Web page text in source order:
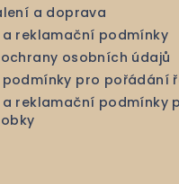
a doprava
reklamační podmínky
osobních údajů
pro pořádání
reklamační podmínky